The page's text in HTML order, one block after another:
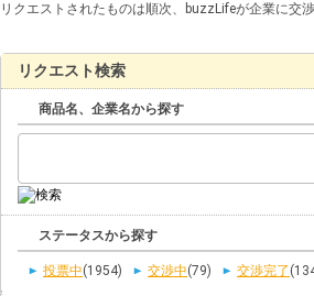
リクエストされたものは順次、buzzLifeが企業に交
リクエスト検索
商品名、企業名から探す
ステータスから探す
投票中(1954) 交渉中(79) 交渉完了